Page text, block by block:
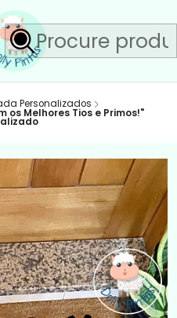
Personalizados
os Melhores Tios e Primos!"